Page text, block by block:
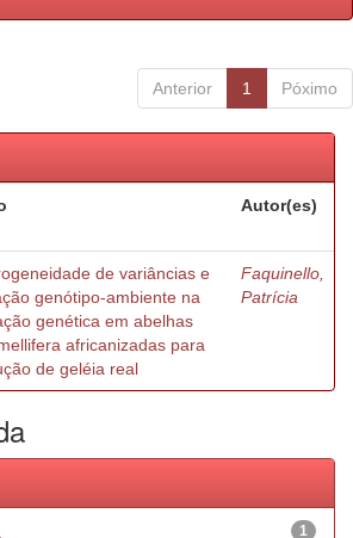
Anterior 1 Póximo
Autor(es)
de variâncias e
genótipo-ambiente na
genética em abelhas
africanizadas para
de geléia real
Faquinello,
Patrícia
1